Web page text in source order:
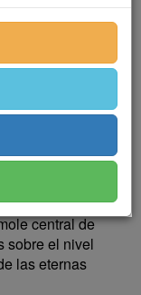
de Aldeire
o, como si
hacia Levante,
en un
central de
sobre el nivel
las eternas